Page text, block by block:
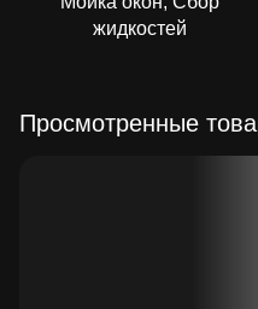
жидкостей
Просмотренные